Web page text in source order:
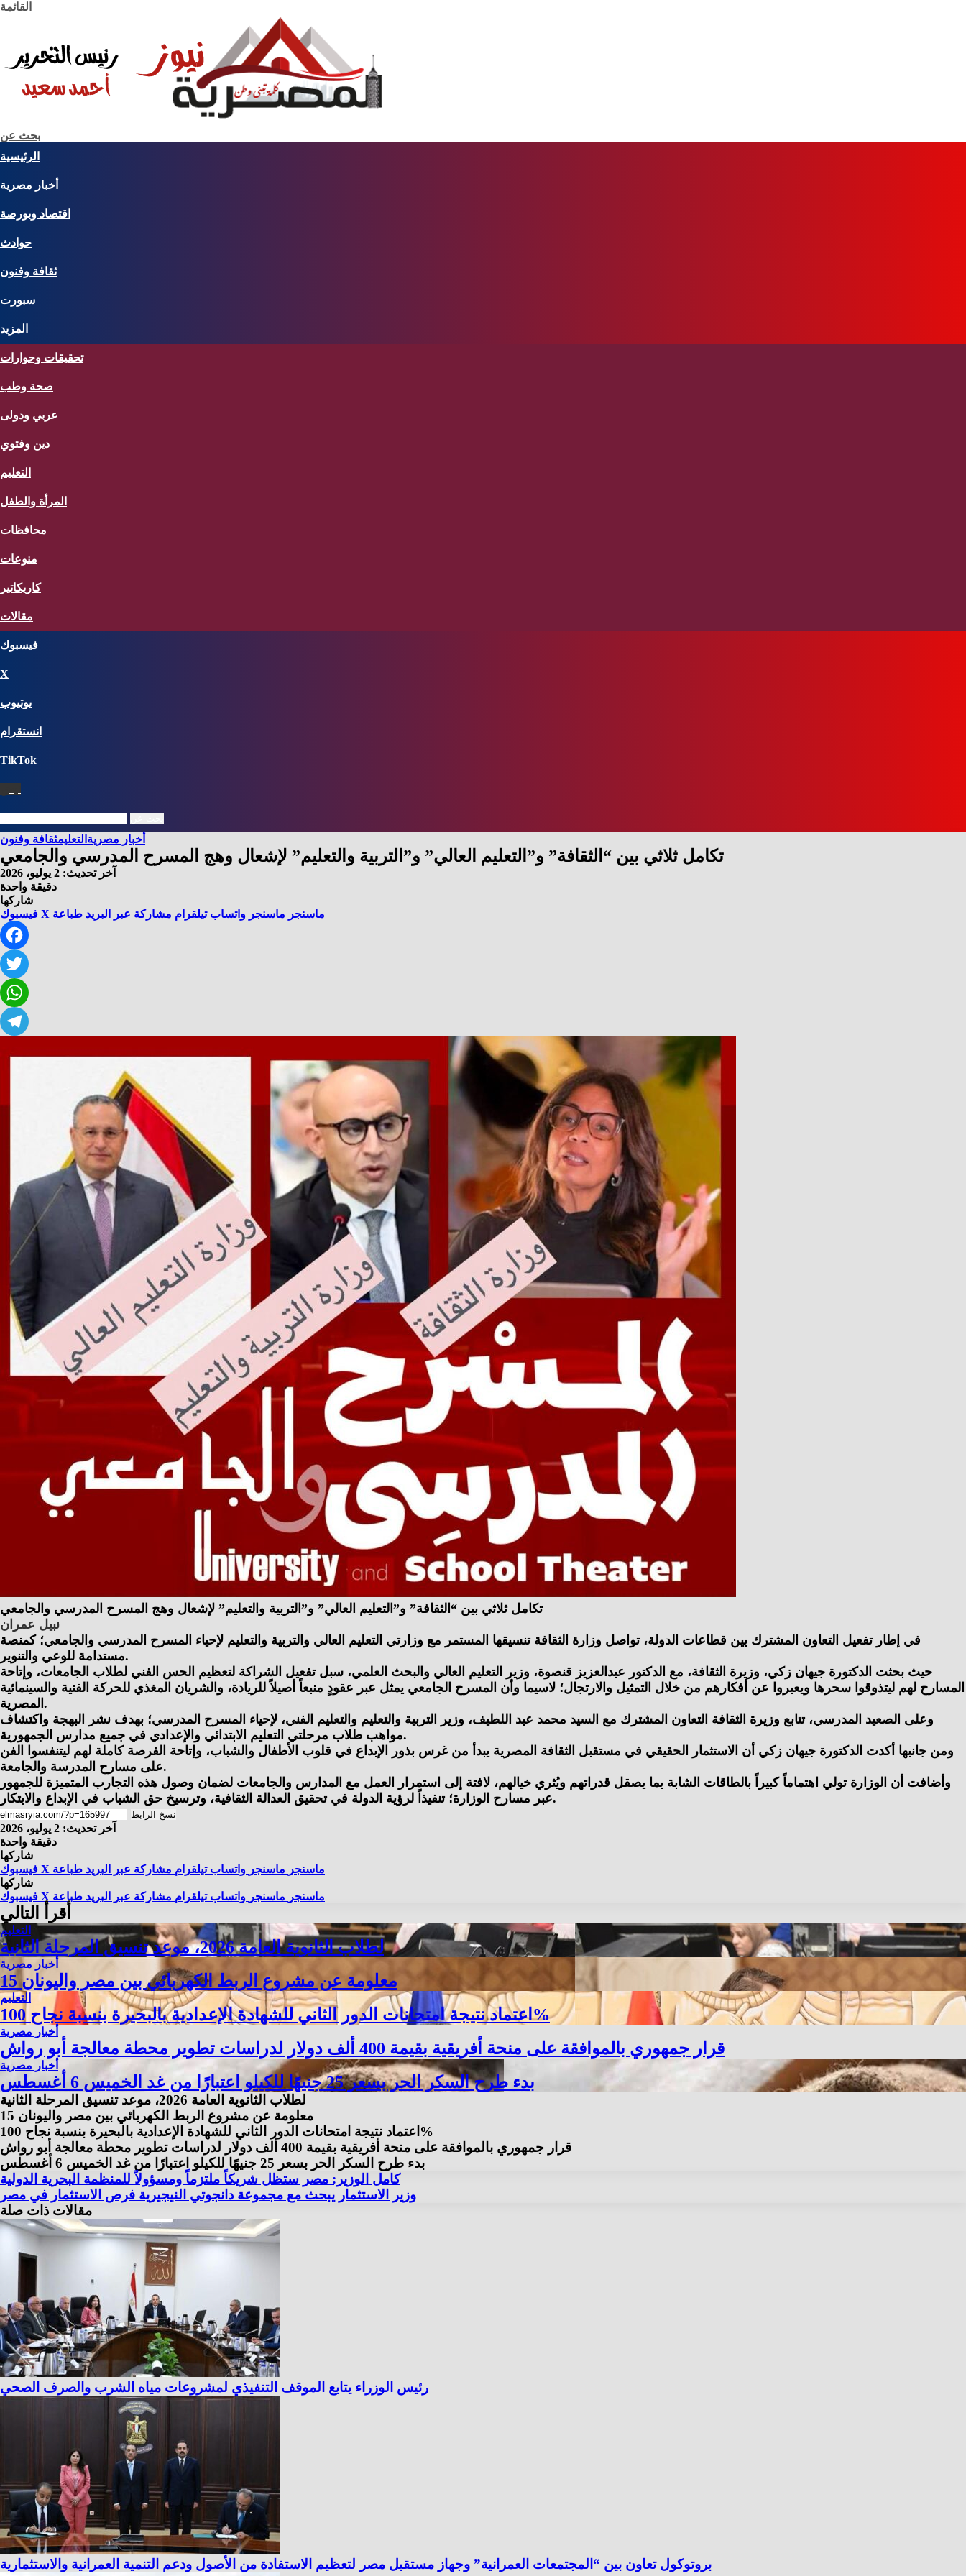
القائمة
بحث عن
الرئيسية
أخبار مصرية
اقتصاد وبورصة
حوادث
ثقافة وفنون
سبورت
المزيد
تحقيقات وحوارات
صحة وطب
عربي ودولى
دين وفتوي
التعليم
المرأة والطفل
محافظات
منوعات
كاريكاتير
مقالات
فيسبوك
X
يوتيوب
انستقرام
‫TikTok
أخبار مصرية التعليمثقافة وفنون
تكامل ثلاثي بين “الثقافة” و”التعليم العالي” و”التربية والتعليم” لإشعال وهج المسرح المدرسي والجامعي
آخر تحديث: 2 يوليو، 2026
دقيقة واحدة
شاركها
فيسبوك X ماسنجر ماسنجر واتساب تيلقرام مشاركة عبر البريد طباعة
Telegram
تكامل ثلاثي بين “الثقافة” و”التعليم العالي” و”التربية والتعليم” لإشعال وهج المسرح المدرسي والجامعي
نبيل عمران
في إطار تفعيل التعاون المشترك بين قطاعات الدولة، تواصل وزارة الثقافة تنسيقها المستمر مع وزارتي التعليم العالي والتربية والتعليم لإحياء المسرح المدرسي والجامعي؛ كمنصة
مستدامة للوعي والتنوير.
حيث بحثت الدكتورة جيهان زكي، وزيرة الثقافة، مع الدكتور عبدالعزيز قنصوة، وزير التعليم العالي والبحث العلمي، سبل تفعيل الشراكة لتعظيم الحس الفني لطلاب الجامعات، وإتاحة
المسارح لهم ليتذوقوا سحرها ويعبروا عن أفكارهم من خلال التمثيل والارتجال؛ لاسيما وأن المسرح الجامعي يمثل عبر عقودٍ منبعاً أصيلاً للريادة، والشريان المغذي للحركة الفنية والسينمائية
المصرية.
وعلى الصعيد المدرسي، تتابع وزيرة الثقافة التعاون المشترك مع السيد محمد عبد اللطيف، وزير التربية والتعليم والتعليم الفني، لإحياء المسرح المدرسي؛ بهدف نشر البهجة واكتشاف
مواهب طلاب مرحلتي التعليم الابتدائي والإعدادي في جميع مدارس الجمهورية.
ومن جانبها أكدت الدكتورة جيهان زكي أن الاستثمار الحقيقي في مستقبل الثقافة المصرية يبدأ من غرس بذور الإبداع في قلوب الأطفال والشباب، وإتاحة الفرصة كاملة لهم ليتنفسوا الفن
على مسارح المدرسة والجامعة.
وأضافت أن الوزارة تولي اهتماماً كبيراً بالطاقات الشابة بما يصقل قدراتهم ويُثري خيالهم، لافتة إلى استمرار العمل مع المدارس والجامعات لضمان وصول هذه التجارب المتميزة للجمهور
عبر مسارح الوزارة؛ تنفيذاً لرؤية الدولة في تحقيق العدالة الثقافية، وترسيخ حق الشباب في الإبداع والابتكار.
نسخ الرابط
آخر تحديث: 2 يوليو، 2026
دقيقة واحدة
شاركها
فيسبوك X ماسنجر ماسنجر واتساب تيلقرام مشاركة عبر البريد طباعة
شاركها
فيسبوك X ماسنجر ماسنجر واتساب تيلقرام مشاركة عبر البريد طباعة
أقرأ التالي
التعليم
لطلاب الثانوية العامة 2026، موعد تنسيق المرحلة الثانية
أخبار مصرية
15 معلومة عن مشروع الربط الكهربائي بين مصر واليونان
التعليم
اعتماد نتيجة امتحانات الدور الثاني للشهادة الإعدادية بالبحيرة بنسبة نجاح 100%
أخبار مصرية
قرار جمهوري بالموافقة على منحة أفريقية بقيمة 400 ألف دولار لدراسات تطوير محطة معالجة أبو رواش
أخبار مصرية
بدء طرح السكر الحر بسعر 25 جنيهًا للكيلو اعتبارًا من غد الخميس 6 أغسطس
لطلاب الثانوية العامة 2026، موعد تنسيق المرحلة الثانية
15 معلومة عن مشروع الربط الكهربائي بين مصر واليونان
اعتماد نتيجة امتحانات الدور الثاني للشهادة الإعدادية بالبحيرة بنسبة نجاح 100%
قرار جمهوري بالموافقة على منحة أفريقية بقيمة 400 ألف دولار لدراسات تطوير محطة معالجة أبو رواش
بدء طرح السكر الحر بسعر 25 جنيهًا للكيلو اعتبارًا من غد الخميس 6 أغسطس
كامل الوزير: مصر ستظل شريكاً ملتزماً ومسؤولاً للمنظمة البحرية الدولية
وزير الاستثمار يبحث مع مجموعة دانجوتي النيجيرية فرص الاستثمار في مصر
مقالات ذات صلة
رئيس الوزراء يتابع الموقف التنفيذي لمشروعات مياه الشرب والصرف الصحي
بروتوكول تعاون بين “المجتمعات العمرانية” وجهاز مستقبل مصر لتعظيم الاستفادة من الأصول ودعم التنمية العمرانية والاستثمارية